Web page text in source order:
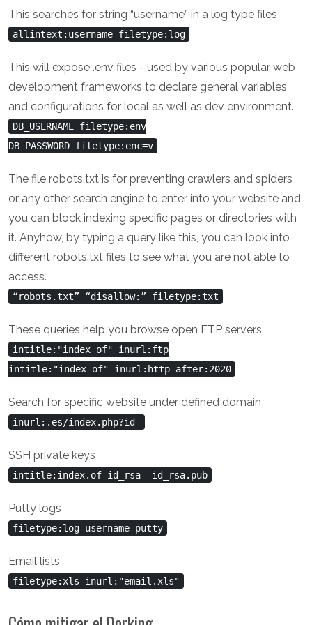
This searches for string “username” in a log type files
allintext:username filetype:log
This will expose .env files - used by various popular web
development frameworks to declare general variables
and configurations for local as well as dev environment.
DB_USERNAME filetype:env
DB_PASSWORD filetype:enc=v
The file robots.txt is for preventing crawlers and spiders
or any other search engine to enter into your website and
you can block indexing specific pages or directories with
it. Anyhow, by typing a query like this, you can look into
different robots.txt files to see what you are not able to
access.
“robots.txt” “disallow:” filetype:txt
These queries help you browse open FTP servers
intitle:"index of" inurl:ftp
intitle:"index of" inurl:http after:2020
Search for specific website under defined domain
inurl:.es/index.php?id=
SSH private keys
intitle:index.of id_rsa -id_rsa.pub
Putty logs
filetype:log username putty
Email lists
filetype:xls inurl:"email.xls"